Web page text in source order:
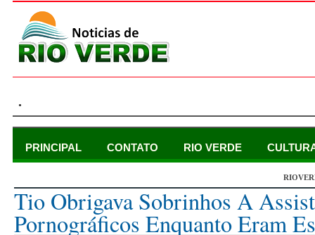
.
PRINCIPAL CONTATO RIO VERDE
Tio Obrigava Sobrinhos A
Pornográficos Enquanto Eram